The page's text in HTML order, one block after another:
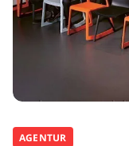
AGENTUR